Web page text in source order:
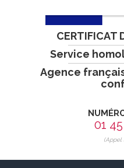
CERTIFICAT
Service
Agence
01
(Appel